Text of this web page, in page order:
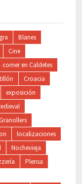
Blanes
Cine
comer en Caldetes
Croacia
exposición
localizaciones
Nochevieja
Plensa